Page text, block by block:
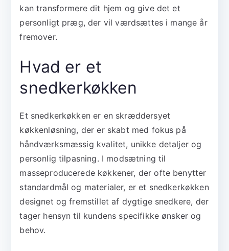
kan transformere dit hjem og give det et
personligt præg, der vil værdsættes i mange år
fremover.
Hvad er et
snedkerkøkken
Et snedkerkøkken er en skræddersyet
køkkenløsning, der er skabt med fokus på
håndværksmæssig kvalitet, unikke detaljer og
personlig tilpasning. I modsætning til
masseproducerede køkkener, der ofte benytter
standardmål og materialer, er et snedkerkøkken
designet og fremstillet af dygtige snedkere, der
tager hensyn til kundens specifikke ønsker og
behov.